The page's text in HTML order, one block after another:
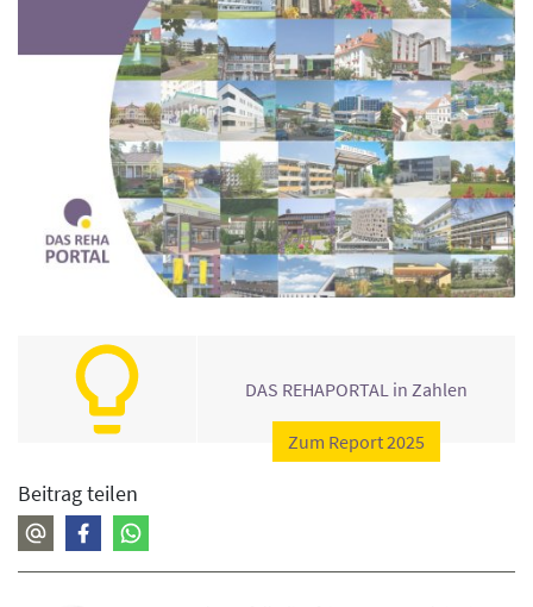
DAS REHAPORTAL in Zahlen
Zum Report 2025
Beitrag teilen